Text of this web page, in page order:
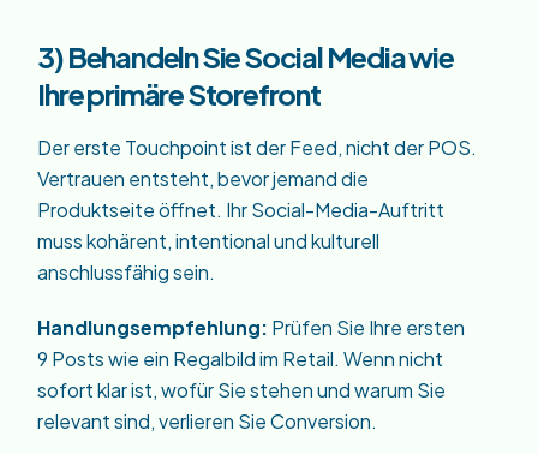
3) Behandeln Sie Social Media wie
Ihre primäre Storefront
Der erste Touchpoint ist der Feed, nicht der POS.
Vertrauen entsteht, bevor jemand die
Produktseite öffnet. Ihr Social-Media-Auftritt
muss kohärent, intentional und kulturell
anschlussfähig sein.
Handlungsempfehlung: Prüfen Sie Ihre ersten
9 Posts wie ein Regalbild im Retail. Wenn nicht
sofort klar ist, wofür Sie stehen und warum Sie
relevant sind, verlieren Sie Conversion.